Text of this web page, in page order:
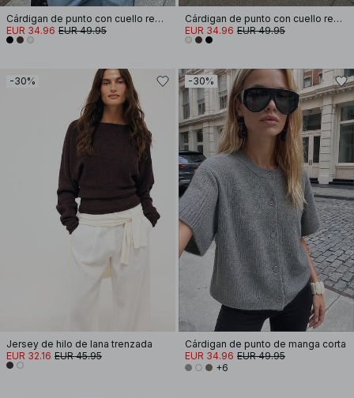
Cárdigan de punto con cuello redondo
EUR 34.96 EUR 49.95
Cárdigan de punto con cuello redondo
EUR 34.96 EUR 49.95
-30%
Jersey de hilo de lana trenzada
EUR 32.16 EUR 45.95
-30%
Cárdigan de punto de manga corta
EUR 34.96 EUR 49.95
+6